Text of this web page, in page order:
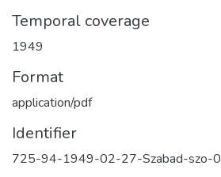
Temporal coverage
1949
Format
application/pdf
Identifier
725-94-1949-02-27-Szabad-szo-